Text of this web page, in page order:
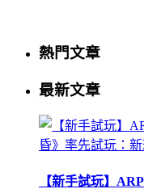
熱門文章
最新文章
【新手試玩】